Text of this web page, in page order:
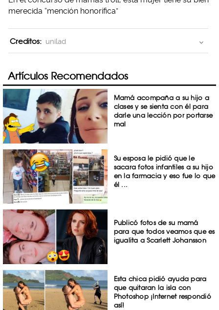
merecida “mención honorífica”
Creditos: unilad
Artículos Recomendados
Mamá acompaña a su hijo a
clases y se sienta con él para
darle una lección por portarse
mal
Su esposa le pidió que le
sacara fotos infantiles a su hijo
en la farmacia y eso fue lo que
él ...
Publicó fotos de su mamá
para que todos veamos que es
igualita a Scarlett Johansson
Esta chica pidió ayuda para
que quitaran la isla con
Photoshop ¡Internet respondió
así!